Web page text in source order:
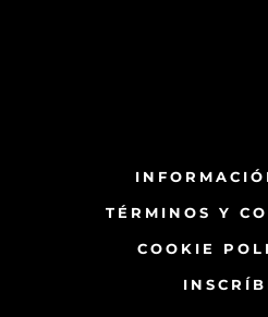
TÉRMINOS Y
COOKIE